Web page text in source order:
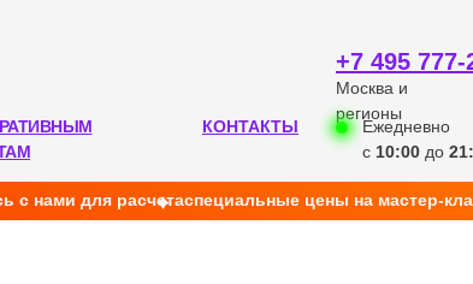
+7 495 777-
КОНТАКТЫ
Москва и
регионы
Ежедневно
с 10:00 до
cпециальные цены на мастер-
с нами для расчета